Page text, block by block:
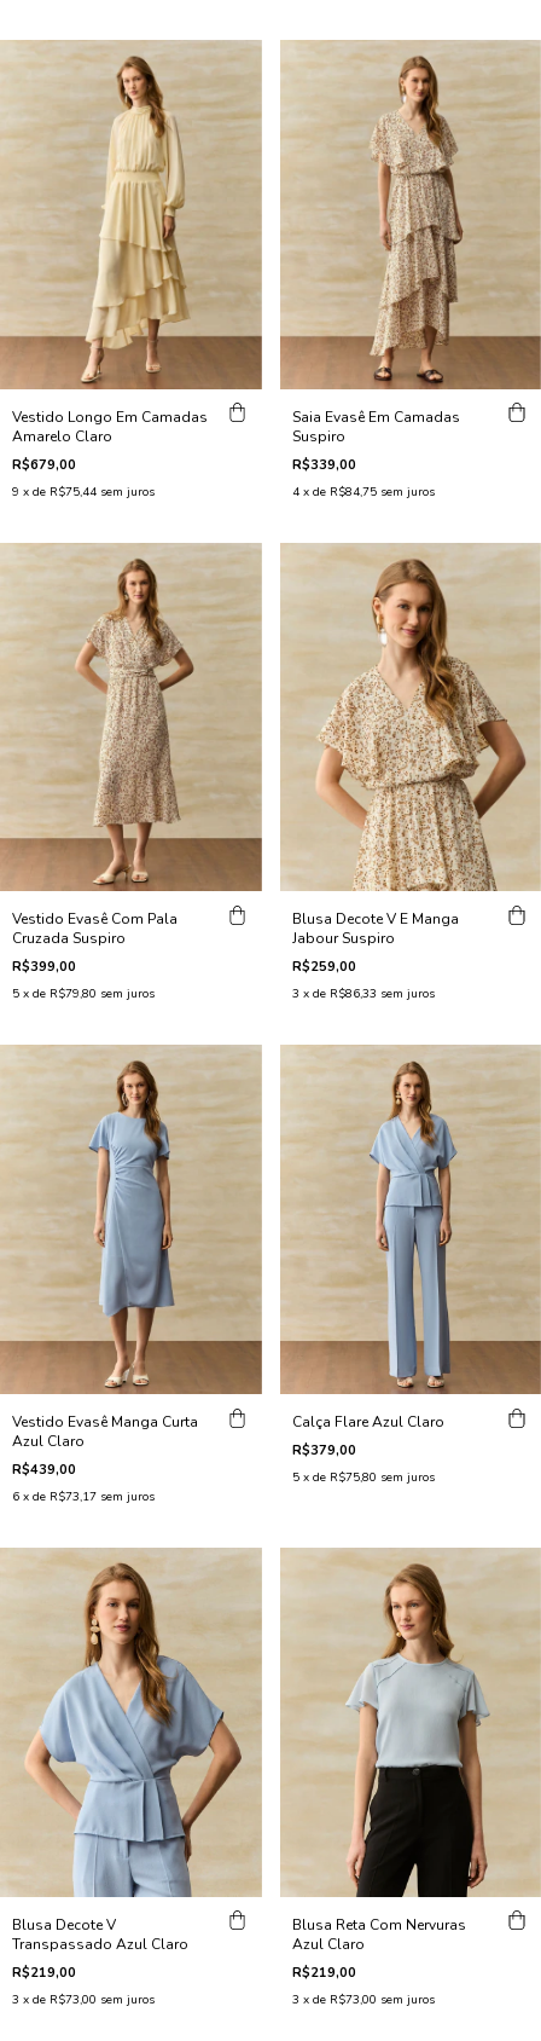
Vestido Longo Em Camadas
Amarelo Claro
R$679,00
9 x de R$75,44 sem juros
Saia Evasê Em Camadas
Suspiro
R$339,00
4 x de R$84,75 sem juros
Vestido Evasê Com Pala
Cruzada Suspiro
R$399,00
5 x de R$79,80 sem juros
Blusa Decote V E Manga
Jabour Suspiro
R$259,00
3 x de R$86,33 sem juros
Vestido Evasê Manga Curta
Azul Claro
R$439,00
6 x de R$73,17 sem juros
Calça Flare Azul Claro
R$379,00
5 x de R$75,80 sem juros
Blusa Decote V
Transpassado Azul Claro
R$219,00
3 x de R$73,00 sem juros
Blusa Reta Com Nervuras
Azul Claro
R$219,00
3 x de R$73,00 sem juros